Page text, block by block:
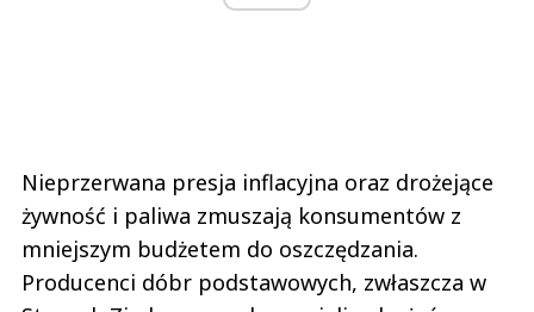
Nieprzerwana presja inflacyjna oraz drożejące
żywność i paliwa zmuszają konsumentów z
mniejszym budżetem do oszczędzania.
Producenci dóbr podstawowych, zwłaszcza w